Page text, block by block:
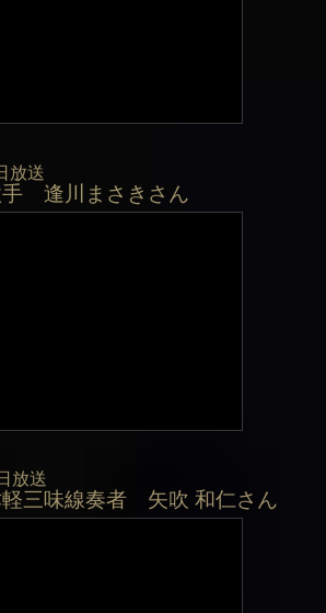
放送
手 逢川まさきさん
放送
三味線奏者 矢吹 和仁さん